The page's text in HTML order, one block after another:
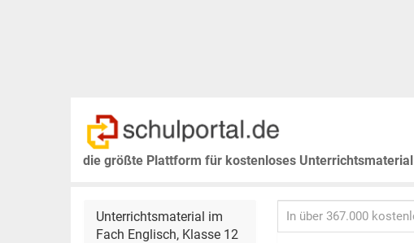
die größte Plattform für kostenloses Unterrichtsmaterial
Unterrichtsmaterial im
Fach Englisch, Klasse 12